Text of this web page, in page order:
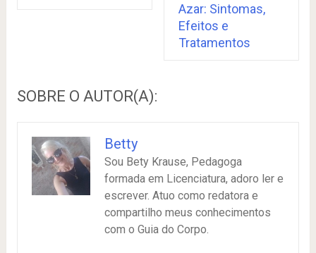
Azar: Sintomas,
Efeitos e
Tratamentos
SOBRE O AUTOR(A):
Betty
Sou Bety Krause, Pedagoga
formada em Licenciatura, adoro ler e
escrever. Atuo como redatora e
compartilho meus conhecimentos
com o Guia do Corpo.